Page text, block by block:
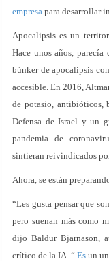
empresa para desarrollar
Apocalipsis es un
Hace unos años,
búnker de apocalipsis
accesible. En 2016,
de potasio, antibióticos,
Defensa de Israel y un
pandemia de
sintieran reivindicados
Ahora, se están
“Les gusta pensar que
pero suenan más como
dijo Baldur Bjarnason,
crítico de la IA. “ Es un